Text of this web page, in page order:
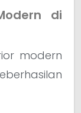
di
modern